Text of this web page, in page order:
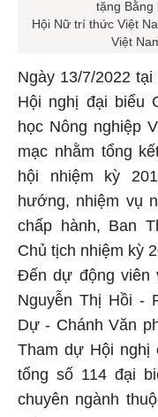
tặng Bằng
Hội Nữ trí thức Việt
Việt
Ngày 13/7/2022
Hội nghị đại biểu
học Nông nghiệp
mạc nhằm tổng
hội nhiệm kỳ
hướng, nhiệm vụ
chấp hành, Ban
Chủ tịch nhiệm kỳ
Đến dự động viên
Nguyễn Thị Hồi -
Dự - Chánh Văn
Tham dự Hội
tổng số 114 đại
chuyên ngành